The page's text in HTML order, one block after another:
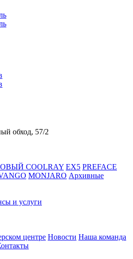
обход, 57/2
COOLRAY EX5 PREFACE
MONJARO Архивные
и услуги
центре Новости Наша команда